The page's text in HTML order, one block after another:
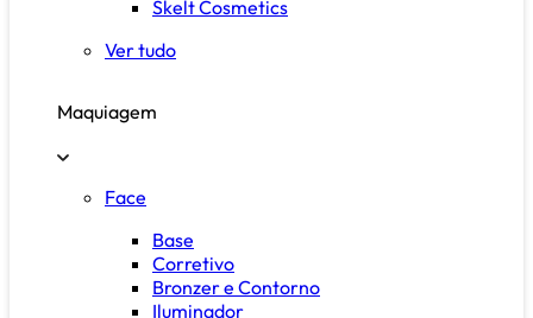
Skelt Cosmetics
Ver tudo
Maquiagem
Face
Base
Corretivo
Bronzer e Contorno
Iluminador